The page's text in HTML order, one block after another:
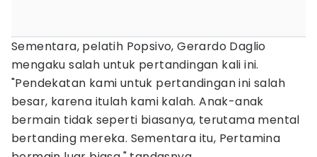
Sementara, pelatih Popsivo, Gerardo Daglio
mengaku salah untuk pertandingan kali ini.
"Pendekatan kami untuk pertandingan ini salah
besar, karena itulah kami kalah. Anak-anak
bermain tidak seperti biasanya, terutama mental
bertanding mereka. Sementara itu, Pertamina